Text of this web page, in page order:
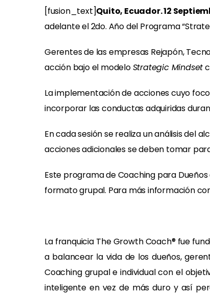
[fusion_text]Quito, Ecuador. 12
adelante el 2do. Año del Programa
Gerentes de las empresas Rejapón,
acción bajo el modeloStrategic Mindset
La implementación de acciones cuyo
incorporar las conductas adquiridas
En cada sesión se realiza un análisis del
acciones adicionales se deben tomar
Este programa de Coaching para
formato grupal. Para más información
La franquicia The Growth Coach® fue
a balancear la vida de los dueños,
Coaching grupal e individual con el
inteligente en vez de más duro y así